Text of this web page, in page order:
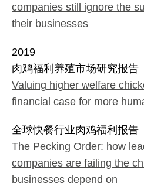
companies still ignore the
their businesses
2019
肉鸡福利养殖市场研究报告
Valuing higher welfare
financial case for more
全球快餐行业肉鸡福利报告
The Pecking Order: how
companies are failing the
businesses depend on